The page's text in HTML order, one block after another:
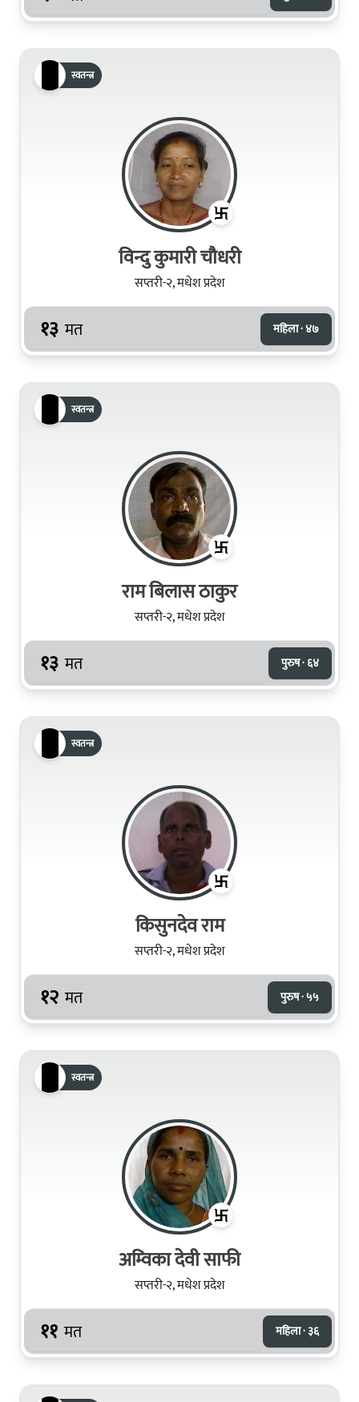
स्वतन्त्र
विन्दु कुमारी चौधरी
सप्तरी-२, मधेश प्रदेश
१३ मत महिला · ४७
स्वतन्त्र
राम बिलास ठाकुर
सप्तरी-२, मधेश प्रदेश
१३ मत पुरुष · ६४
स्वतन्त्र
किसुनदेव राम
सप्तरी-२, मधेश प्रदेश
१२ मत पुरुष · ५५
स्वतन्त्र
अम्‍विका देवी साफी
सप्तरी-२, मधेश प्रदेश
११ मत महिला · ३६